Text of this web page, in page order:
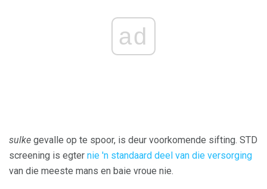
ad
sulke gevalle op te spoor, is deur voorkomende sifting. STD
screening is egter nie 'n standaard deel van die versorging
van die meeste mans en baie vroue nie.